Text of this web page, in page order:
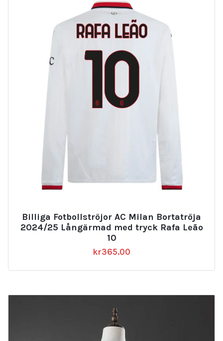
Billiga Fotbollströjor AC Milan Bortatröja
2024/25 Långärmad med tryck Rafa Leão
10
kr365.00